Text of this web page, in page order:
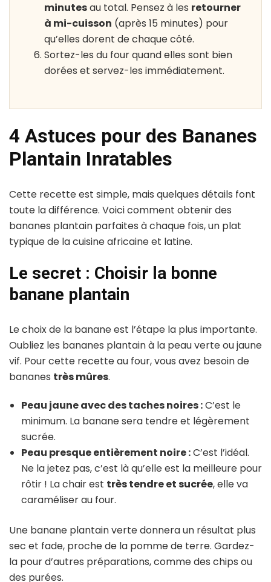
minutesau total. Pensez à les retourner
à mi-cuisson (après 15 minutes) pour
qu’elles dorent de chaque côté.
Sortez-les du four quand elles sont bien
dorées et servez-les immédiatement.
4 Astuces pour des Bananes
Plantain Inratables
Cette recette est simple, mais quelques détails font
toute la différence. Voici comment obtenir des
bananes plantain parfaites à chaque fois, un plat
typique de la cuisine africaine et latine.
Le secret : Choisir la bonne
banane plantain
Le choix de la banane est l’étape la plus importante.
Oubliez les bananes plantain à la peau verte ou jaune
vif. Pour cette recette au four, vous avez besoin de
bananes très mûres.
Peau jaune avec des taches noires :C’est le
minimum. La banane sera tendre et légèrement
sucrée.
Peau presque entièrement noire :C’est l’idéal.
Ne la jetez pas, c’est là qu’elle est la meilleure pour
rôtir ! La chair est très tendre et sucrée, elle va
caraméliser au four.
Une banane plantain verte donnera un résultat plus
sec et fade, proche de la pomme de terre. Gardez-
la pour d’autres préparations, comme des chips ou
des purées.